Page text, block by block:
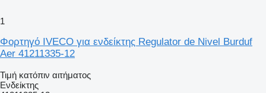
1
Φορτηγό IVECO για ενδείκτης Regulator de Nivel Burduf
Aer 41211335-12
Τιμή κατόπιν αιτήματος
Ενδείκτης